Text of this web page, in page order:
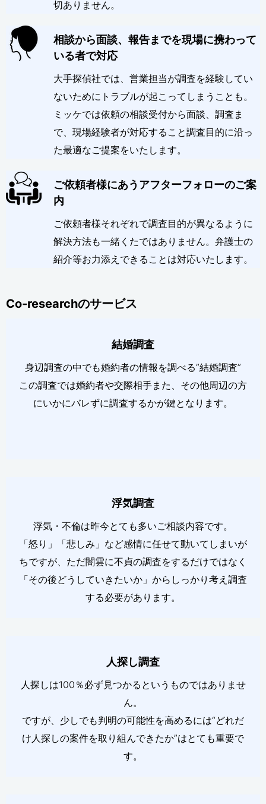
切ありません。
相談から面談、報告までを現場に携わって
いる者で対応
大手探偵社では、営業担当が調査を経験してい
ないためにトラブルが起こってしまうことも。
ミッケでは依頼の相談受付から面談、調査ま
で、現場経験者が対応すること調査目的に沿っ
た最適なご提案をいたします。
ご依頼者様にあうアフターフォローのご案
内
ご依頼者様それぞれで調査目的が異なるように
解決方法も一緒くたではありません。弁護士の
紹介等お力添えできることは対応いたします。
Co-researchのサービス
結婚調査
身辺調査の中でも婚約者の情報を調べる”結婚調査”
この調査では婚約者や交際相手また、その他周辺の方
にいかにバレずに調査するかが鍵となります。
浮気調査
浮気・不倫は昨今とても多いご相談内容です。
「怒り」「悲しみ」など感情に任せて動いてしまいが
ちですが、ただ闇雲に不貞の調査をするだけではなく
「その後どうしていきたいか」からしっかり考え調査
する必要があります。
人探し調査
人探しは100％必ず見つかるというものではありませ
ん。
ですが、少しでも判明の可能性を高めるには“どれだ
け人探しの案件を取り組んできたか”はとても重要で
す。